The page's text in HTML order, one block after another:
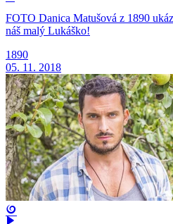
FOTO Danica Matušová z 1890
náš malý Lukáško!
1890
05. 11. 2018